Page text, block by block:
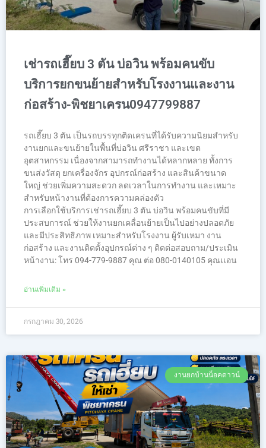
เช่ารถเฮี๊ยบ 3 ตัน บ่อวิน พร้อมคนขับ
บริการยกขนย้ายสำหรับโรงงานและงาน
ก่อสร้าง-พิชยาเครน0947799887
รถเฮี๊ยบ 3 ตัน เป็นรถบรรทุกติดเครนที่ได้รับความนิยมสำหรับ
งานยกและขนย้ายในพื้นที่บ่อวิน ศรีราชา และเขต
อุตสาหกรรม เนื่องจากสามารถทำงานได้หลากหลาย ทั้งการ
ขนส่งวัสดุ ยกเครื่องจักร อุปกรณ์ก่อสร้าง และสินค้าขนาด
ใหญ่ ช่วยเพิ่มความสะดวก ลดเวลาในการทำงาน และเหมาะ
สำหรับหน้างานที่ต้องการความคล่องตัว
การเลือกใช้บริการเช่ารถเฮี๊ยบ 3 ตัน บ่อวิน พร้อมคนขับที่มี
ประสบการณ์ ช่วยให้งานยกเคลื่อนย้ายเป็นไปอย่างปลอดภัย
และมีประสิทธิภาพ เหมาะสำหรับโรงงาน ผู้รับเหมา งาน
ก่อสร้าง และงานติดตั้งอุปกรณ์ต่าง ๆ ติดต่อสอบถาม/ประเมิน
หน้างาน: โทร 094-779-9887 คุณ ต่อ 080-0140105 คุณเเอน
อ่านเพิ่มเติม »
กรกฎาคม 30, 2026
งานยกบ้านน็อคดาวน์